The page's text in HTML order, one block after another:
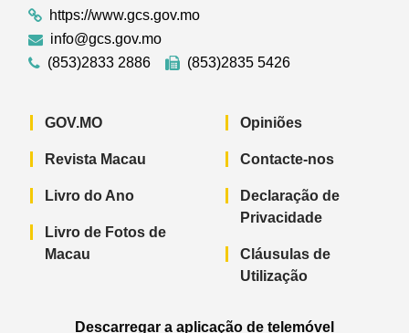
https://www.gcs.gov.mo
info@gcs.gov.mo
(853)2833 2886
(853)2835 5426
GOV.MO
Revista Macau
Livro do Ano
Livro de Fotos de
Macau
Opiniões
Contacte-nos
Declaração de
Privacidade
Cláusulas de
Utilização
Descarregar a aplicação de telemóvel